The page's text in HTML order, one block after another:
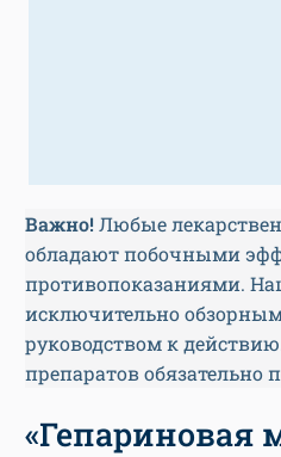
Важно! Любые
обладают побочными
противопоказаниями.
исключительно
руководством к
препаратов обязательно
«Гепариновая